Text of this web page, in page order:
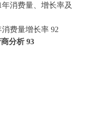
年消费量、增长率及
费量增长率 92
分析 93